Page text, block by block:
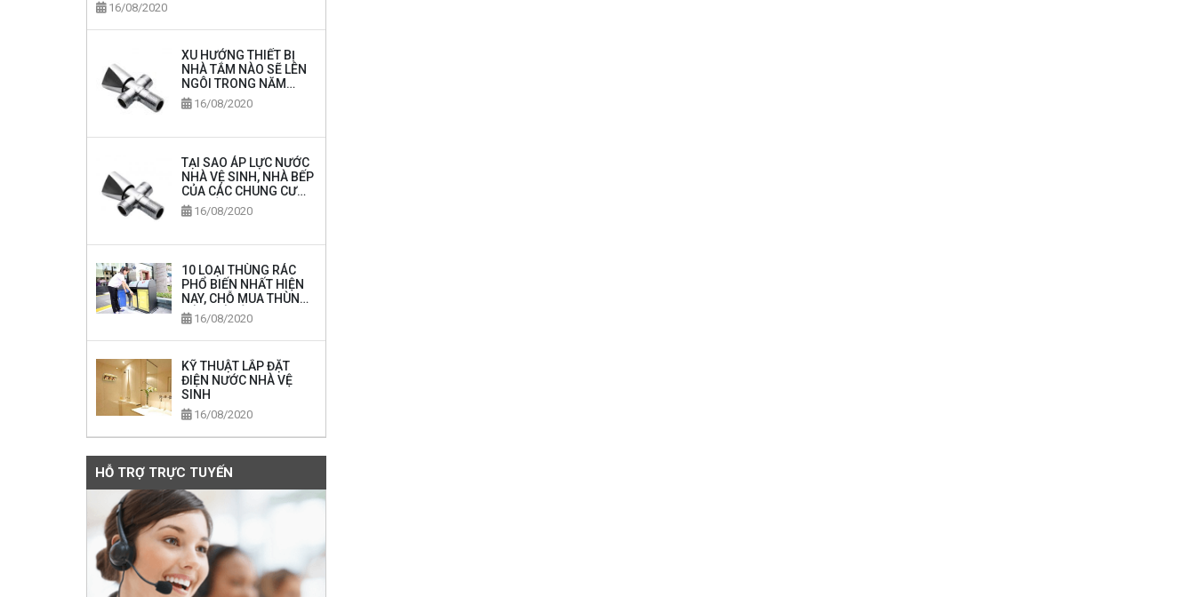
16/08/2020
XU HƯỚNG THIẾT BỊ
NHÀ TẮM NÀO SẼ LÊN
NGÔI TRONG NĂM
2020
16/08/2020
TẠI SAO ÁP LỰC NƯỚC
NHÀ VỆ SINH, NHÀ BẾP
CỦA CÁC CHUNG CƯ
LẠI RẤT MẠNH
16/08/2020
10 LOẠI THÙNG RÁC
PHỔ BIẾN NHẤT HIỆN
NAY, CHỖ MUA THÙNG
RÁC GIÁ RẺ
16/08/2020
KỸ THUẬT LẮP ĐẶT
ĐIỆN NƯỚC NHÀ VỆ
SINH
16/08/2020
HỖ TRỢ TRỰC TUYẾN